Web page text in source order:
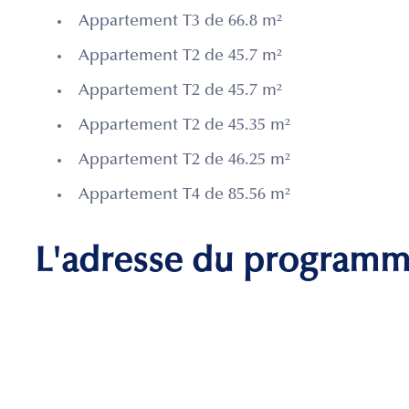
Appartement T3 de 66.8 m²
Appartement T2 de 45.7 m²
Appartement T2 de 45.7 m²
Appartement T2 de 45.35 m²
Appartement T2 de 46.25 m²
Appartement T4 de 85.56 m²
L'adresse du